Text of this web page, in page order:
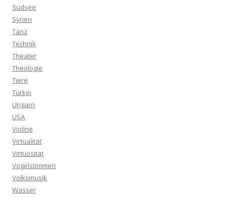
Südsee
Syrien
Tanz
Technik
Theater
Theologie
Tiere
Türkei
Ungarn
USA
Violine
Virtualität
Virtuosität
Vogelstimmen
Volksmusik
Wasser